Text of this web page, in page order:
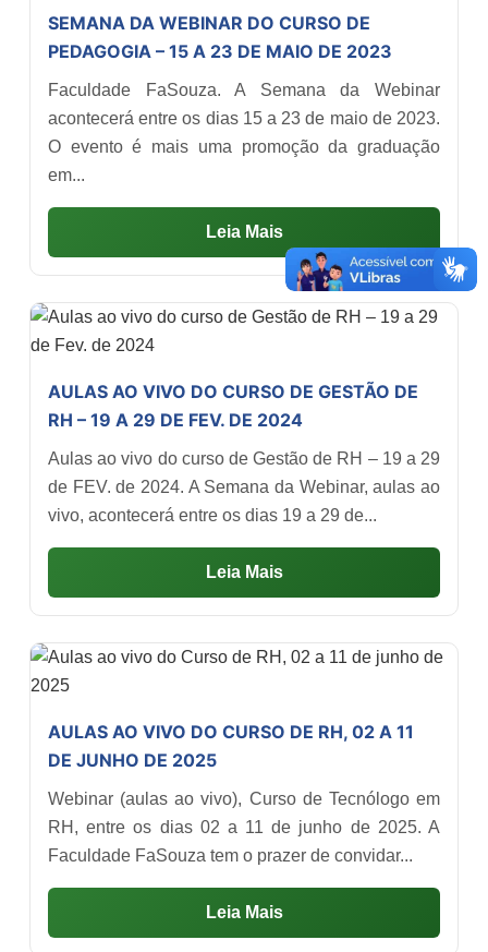
SEMANA DA WEBINAR DO CURSO DE
PEDAGOGIA – 15 A 23 DE MAIO DE 2023
Faculdade FaSouza. A Semana da Webinar
acontecerá entre os dias 15 a 23 de maio de 2023.
O evento é mais uma promoção da graduação
em...
Leia Mais
AULAS AO VIVO DO CURSO DE GESTÃO DE
RH – 19 A 29 DE FEV. DE 2024
Aulas ao vivo do curso de Gestão de RH – 19 a 29
de FEV. de 2024. A Semana da Webinar, aulas ao
vivo, acontecerá entre os dias 19 a 29 de...
Leia Mais
AULAS AO VIVO DO CURSO DE RH, 02 A 11
DE JUNHO DE 2025
Webinar (aulas ao vivo), Curso de Tecnólogo em
RH, entre os dias 02 a 11 de junho de 2025. A
Faculdade FaSouza tem o prazer de convidar...
Leia Mais